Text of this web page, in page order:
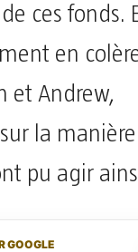
ces fonds.
en
et Andrew,
la
pu agir
GOOGLE